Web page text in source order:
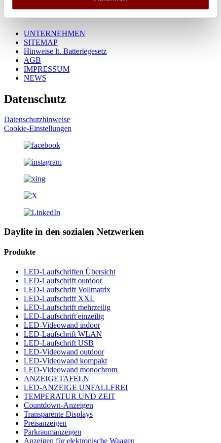
Über uns
UNTERNEHMEN
SITEMAP
Hinweise lt. Batteriegesetz
AGB
IMPRESSUM
NEWS
Datenschutz
Datenschutzhinweise
Cookie-Einstellungen
Daylite in den sozialen Netzwerken
Produkte
LED-Laufschriften Übersicht
LED-Laufschrift outdoor
LED-Laufschrift Vollmatrix
LED-Laufschrift XXL
LED-Laufschrift mehrzeilig
LED-Laufschrift einzeilig
LED-Videowand indoor
LED-Laufschrift WLAN
LED-Laufschrift USB
LED-Videowand outdoor
LED-Videowand kompakt
LED-Videowand monochrom
ANZEIGETAFELN
LED-ANZEIGE UNFALLFREI
TEMPERATUR UND ZEIT
Countdown-Anzeigen
Transparente Displays
Preisanzeigen
Parkraumanzeigen
Anzeigen für elektronische Waagen